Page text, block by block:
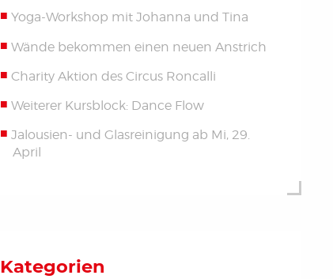
Yoga-Workshop mit Johanna und Tina
Wände bekommen einen neuen Anstrich
Charity Aktion des Circus Roncalli
Weiterer Kursblock: Dance Flow
Jalousien- und Glasreinigung ab Mi, 29.
April
Kategorien